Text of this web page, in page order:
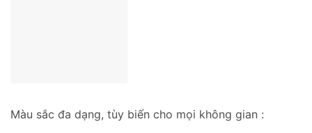
Màu sắc đa dạng, tùy biến cho mọi không gian :